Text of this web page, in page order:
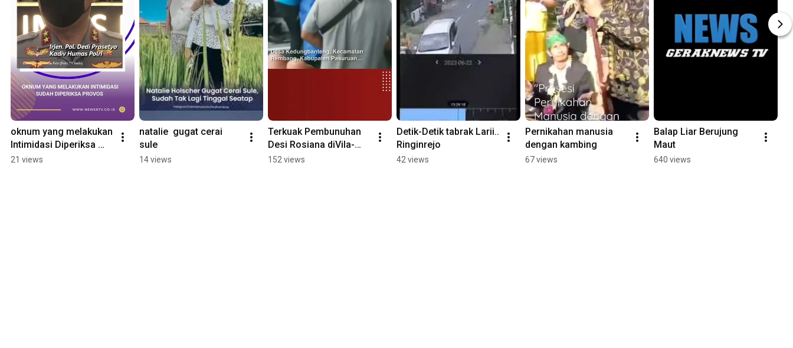
oknum yang melakukan
Intimidasi Diperiksa
PROVOS
21 views
natalie  gugat cerai
sule
14 views
Terkuak Pembunuhan
Desi Rosiana diVila-
Prigen
152 views
Detik-Detik tabrak Larii..
Ringinrejo
42 views
Pernikahan manusia
dengan kambing
67 views
Balap Liar Berujung
Maut
640 views